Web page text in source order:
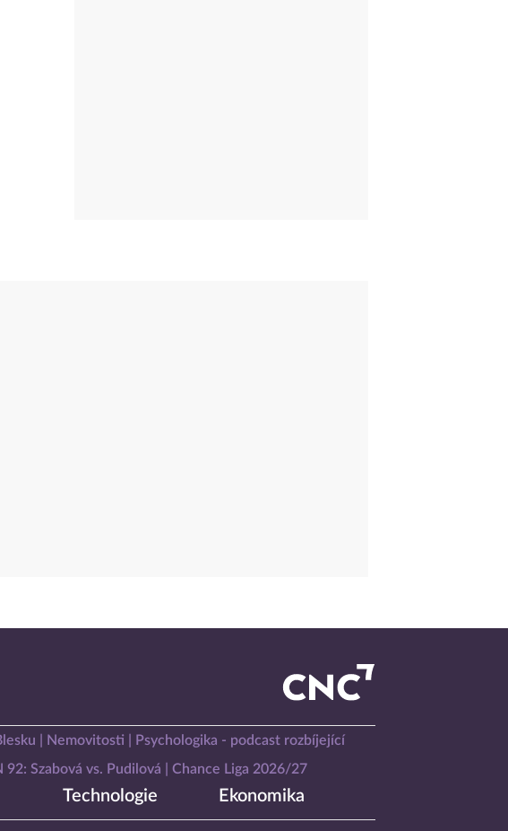
Nemovitosti
Psychologika - podcast rozbíjející
92: Szabová vs. Pudilová Chance Liga 2026/27
Technologie Ekonomika